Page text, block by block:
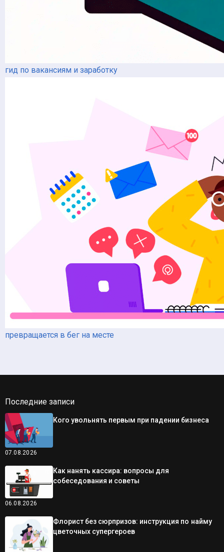
гид по вакансиям и заработку
превращается в бег на месте
Последние записи
07.08.2026
Кого увольнять первым при падении бизнеса
06.08.2026
Как нанять кассира: вопросы для
собеседования и советы
Флорист без сюрпризов: инструкция по найму
цветочных супергероев